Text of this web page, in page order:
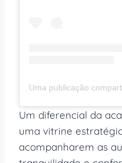
Um diferencial da
uma vitrine
acompanharem as